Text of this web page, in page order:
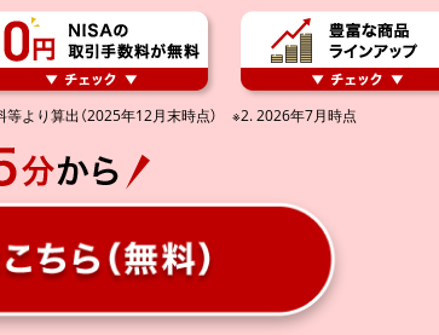
等より算出（2025年12月末時点） ※2. 2026年7月時点